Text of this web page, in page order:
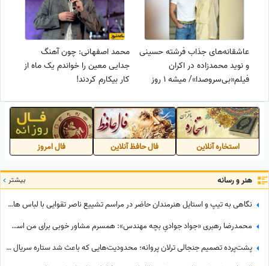
عاشقانه‌های جذاب فرشته حسینی
و نوید محمدزاده در اکران
فیلم«بی‌سروصدا»/ میشه 1 روز
محمد اصفهانی: چون آهنگ
جدایی معین را خواندم یک ماه از
کار بیکارم کردند!
استخاره آنلاین فال حافظ آنلاین فال امروز
هنر و رسانه بیشتر
نگاهی به تیپ و استایل هنرمندان حاضر در مراسم تشییع ناصر تقوایی با لباس های رنگی و سفید به سفارش همسر آن مرحوم/ محسن شریفیان، شهاب حسینی، مارال بنی آدم، ستاره اسکندری و...
محمدرضا رهبری «جواد جوادیِ بچه مهندس»: همسرم مشاور خوبی برای من است، خط قرمز من خانوادمه/عروسی خواهرم دائم استرس داشتم که مبادا فیلم یا عکسی از من گرفته شود و بعدا برای من دردسر ایجاد کند!
پشت‌پرده تصمیم جنجالی ترلان پروانه؛ محدودیت‌هایی که باعث شد ستاره سریال «بامداد خمار» دور رفیق‌بازی را خط بکشد!